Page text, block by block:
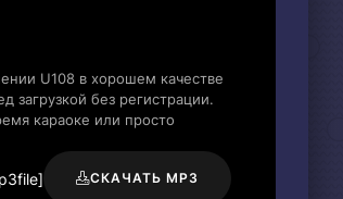
U108 в хорошем качестве
загрузкой без регистрации.
караоке или просто
СКАЧАТЬ MP3